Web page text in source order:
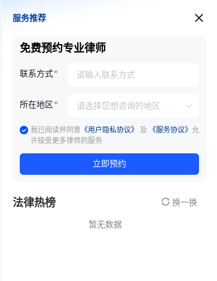
服务推荐
服务推荐
免费预约专业律师
联系方式
所在地区
我已阅读并同意 《用户隐私协议》 及 《服务协议》 允
许接受更多律师的服务
立即预约
法律热榜 换一换
暂无数据